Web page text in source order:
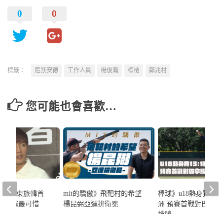
0 0
標籤： 尼默安德 工作人員 楊俊瀚 標槍 鄭兆村
您可能也會喜歡…
mit的驕傲》飛靶村的希望
楊昆弼亞運拚衛冕
棒球》u18熱身賽
洲 預賽首戰對巴拿
中結束旅韓首
亞運最可惜